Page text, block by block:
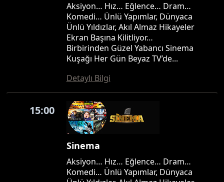
Aksiyon… Hız… Eğlence… Dram…
Komedi… Ünlü Yapımlar, Dünyaca
Ünlü Yıldızlar, Akıl Almaz Hikayeler
Ekran Başına Kilitliyor…
Birbirinden Güzel Yabancı Sinema
Kuşağı Her Gün Beyaz TV’de...
Detaylı Bilgi
15:00
Sinema
Aksiyon… Hız… Eğlence… Dram…
Komedi… Ünlü Yapımlar, Dünyaca